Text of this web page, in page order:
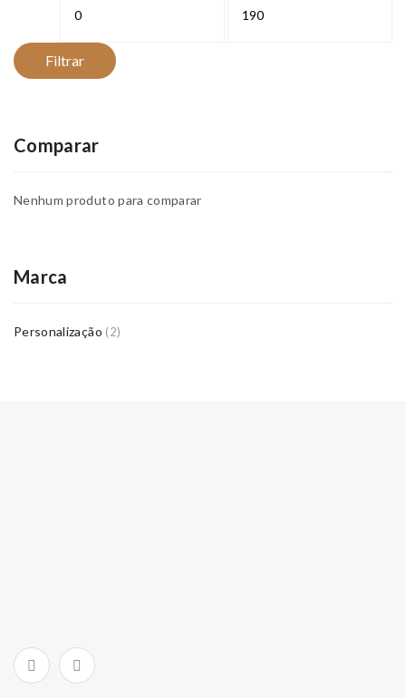
Filtrar
Comparar
Nenhum produto para comparar
Marca
Personalização (2)